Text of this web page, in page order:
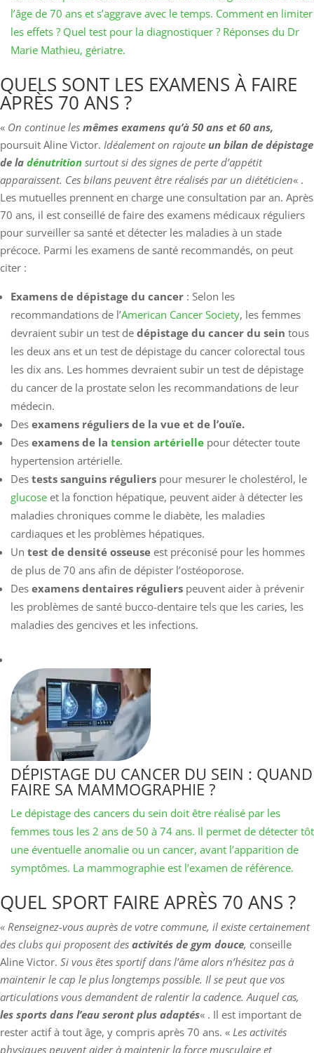
l’âge de 70 ans et s’aggrave avec le temps. Comment en limiter
les effets ? Quel test pour la diagnostiquer ? Réponses du Dr
Marie Mathieu, gériatre.
QUELS SONT LES EXAMENS À FAIRE
APRÈS 70 ANS ?
« On continue les mêmes examens qu’à 50 ans et 60 ans,
poursuit Aline Victor. Idéalement on rajoute un bilan de dépistage
de la dénutrition surtout si des signes de perte d’appétit
apparaissent. Ces bilans peuvent être réalisés par un diététicien« .
Les mutuelles prennent en charge une consultation par an. Après
70 ans, il est conseillé de faire des examens médicaux réguliers
pour surveiller sa santé et détecter les maladies à un stade
précoce. Parmi les examens de santé recommandés, on peut
citer :
Examens de dépistage du cancer : Selon les
recommandations de l’American Cancer Society, les femmes
devraient subir un test de dépistage du cancer du sein tous
les deux ans et un test de dépistage du cancer colorectal tous
les dix ans. Les hommes devraient subir un test de dépistage
du cancer de la prostate selon les recommandations de leur
médecin.
Des examens réguliers de la vue et de l’ouïe.
Des examens de la tension artérielle pour détecter toute
hypertension artérielle.
Des tests sanguins réguliers pour mesurer le cholestérol, le
glucose et la fonction hépatique, peuvent aider à détecter les
maladies chroniques comme le diabète, les maladies
cardiaques et les problèmes hépatiques.
Un test de densité osseuse est préconisé pour les hommes
de plus de 70 ans afin de dépister l’ostéoporose.
Des examens dentaires réguliers peuvent aider à prévenir
les problèmes de santé bucco-dentaire tels que les caries, les
maladies des gencives et les infections.
DÉPISTAGE DU CANCER DU SEIN : QUAND
FAIRE SA MAMMOGRAPHIE ?
Le dépistage des cancers du sein doit être réalisé par les
femmes tous les 2 ans de 50 à 74 ans. Il permet de détecter tôt
une éventuelle anomalie ou un cancer, avant l’apparition de
symptômes. La mammographie est l’examen de référence.
QUEL SPORT FAIRE APRÈS 70 ANS ?
« Renseignez-vous auprès de votre commune, il existe certainement
des clubs qui proposent des activités de gym douce, conseille
Aline Victor. Si vous êtes sportif dans l’âme alors n’hésitez pas à
maintenir le cap le plus longtemps possible. Il se peut que vos
articulations vous demandent de ralentir la cadence. Auquel cas,
les sports dans l’eau seront plus adaptés« . Il est important de
rester actif à tout âge, y compris après 70 ans. « Les activités
physiques peuvent aider à maintenir la force musculaire et